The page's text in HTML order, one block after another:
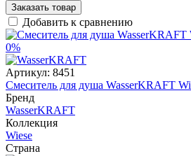
Заказать товар
Добавить к сравнению
0%
Артикул: 8451
Смеситель для душа WasserKRAFT
Бренд
WasserKRAFT
Коллекция
Wiese
Страна